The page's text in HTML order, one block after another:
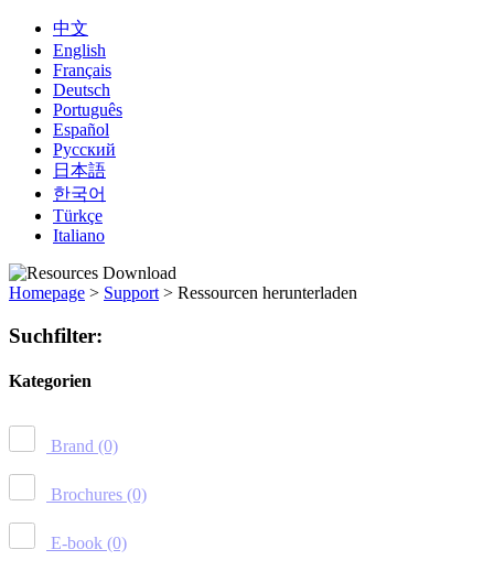
中文
English
Français
Deutsch
Português
Español
Русский
日本語
한국어
Türkçe
Italiano
Homepage > Support > Ressourcen herunterladen
Suchfilter:
Kategorien
Brand (0)
Brochures (0)
E-book (0)